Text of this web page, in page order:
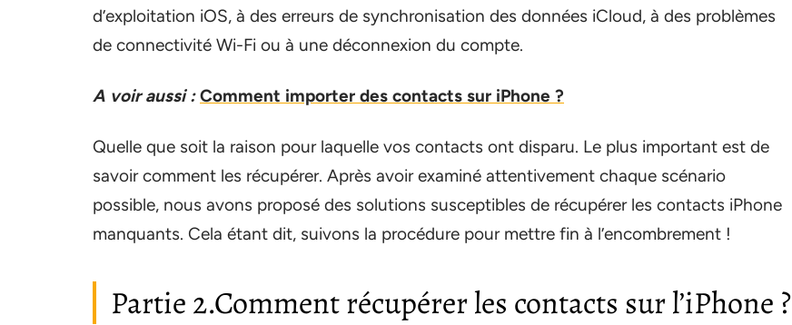
d’exploitation iOS, à des erreurs de synchronisation des données iCloud, à des problèmes
de connectivité Wi-Fi ou à une déconnexion du compte.
A voir aussi : Comment importer des contacts sur iPhone ?
Quelle que soit la raison pour laquelle vos contacts ont disparu. Le plus important est de
savoir comment les récupérer. Après avoir examiné attentivement chaque scénario
possible, nous avons proposé des solutions susceptibles de récupérer les contacts iPhone
manquants. Cela étant dit, suivons la procédure pour mettre fin à l’encombrement !
Partie 2.Comment récupérer les contacts sur l’iPhone ?